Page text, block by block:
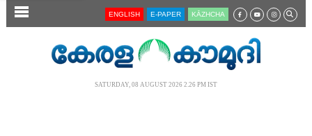
SECTIONS ENGLISH E-PAPER KĀZHCHA
SATURDAY, 08 AUGUST 2026 2.26 PM IST